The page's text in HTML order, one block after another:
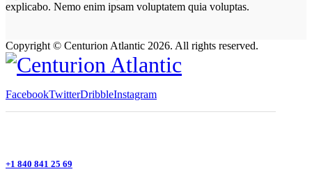
explicabo. Nemo enim ipsam voluptatem quia voluptas.
Copyright © Centurion Atlantic 2026. All rights reserved.
FacebookTwitterDribbleInstagram
+1 840 841 25 69